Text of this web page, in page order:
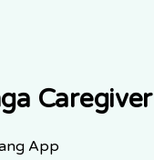
Caregiver
App